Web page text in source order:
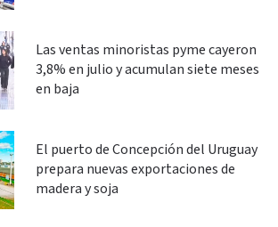
Las ventas minoristas pyme cayeron
3,8% en julio y acumulan siete meses
en baja
El puerto de Concepción del Uruguay
prepara nuevas exportaciones de
madera y soja